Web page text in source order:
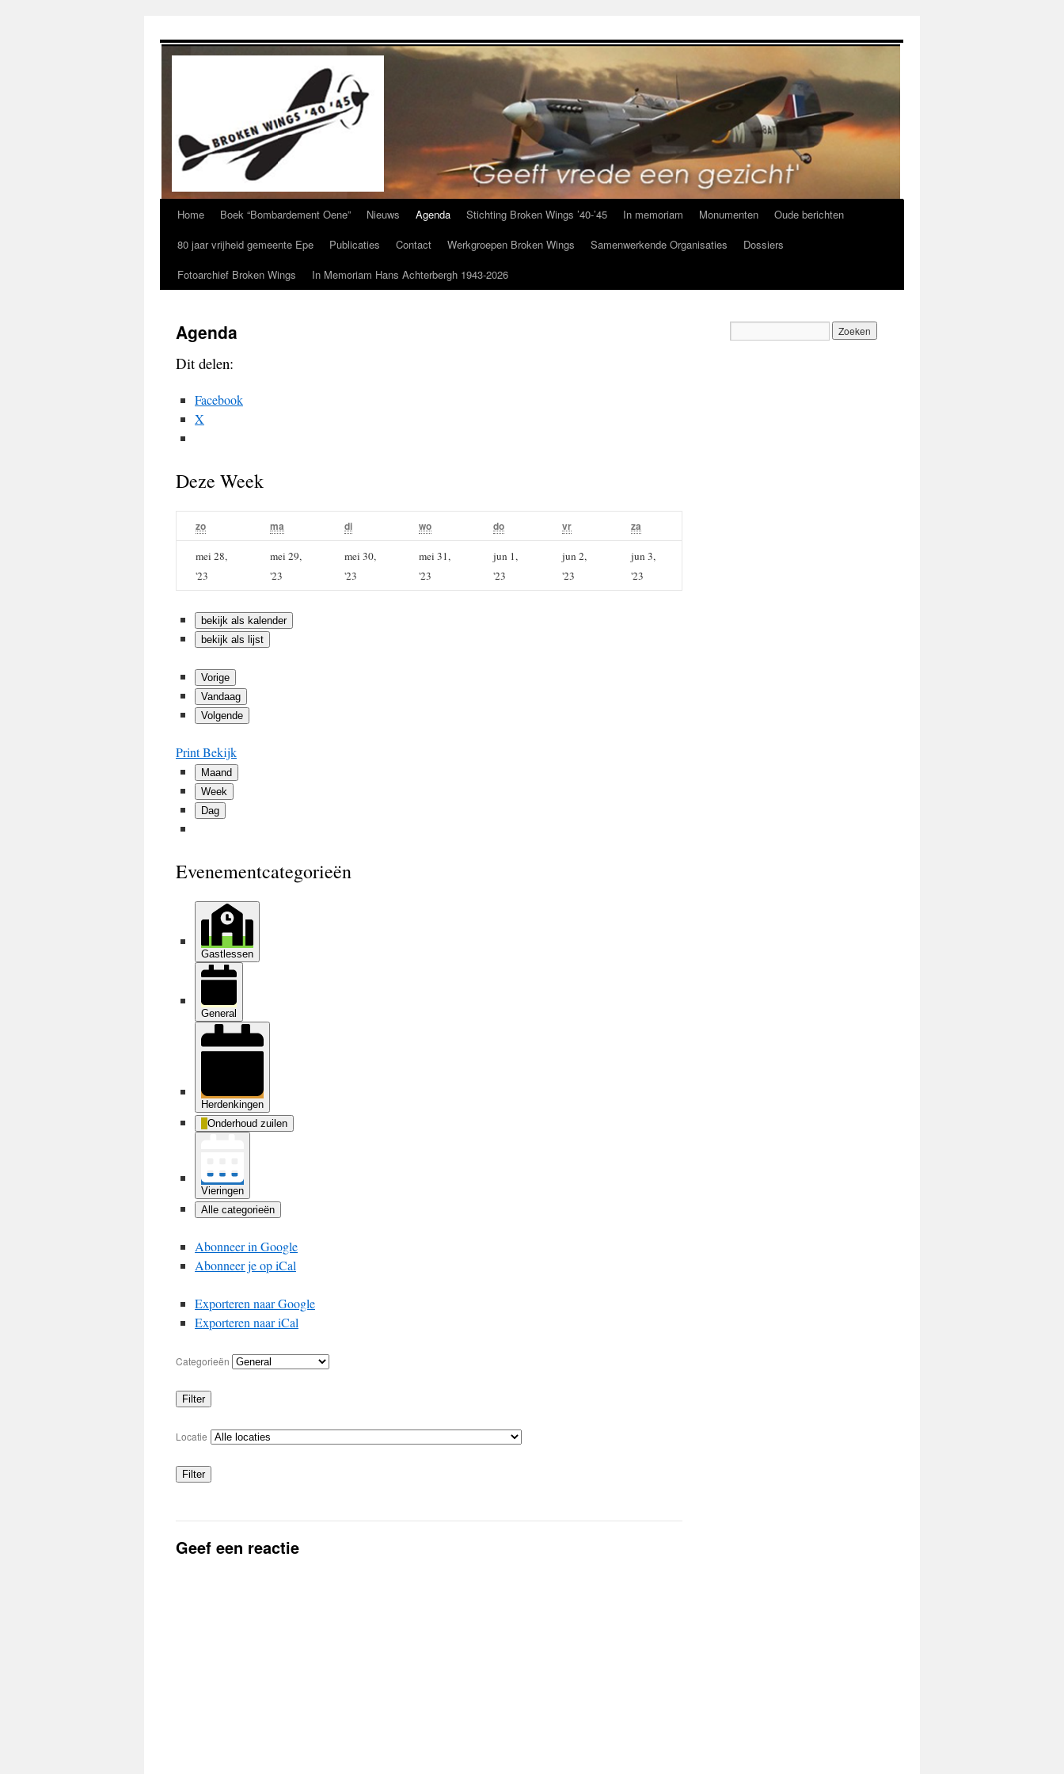
naar
Home Boek “Bombardement Oene” Nieuws Agenda Stichting Broken Wings ’40-’45 In memoriam Monumenten
Oude berichten
80 jaar vrijheid gemeente Epe
Publicaties Contact Werkgroepen Broken Wings Samenwerkende Organisaties
Dossiers
Fotoarchief Broken Wings
In Memoriam Hans Achterbergh 1943-2026
Agenda
Dit delen:
Facebook
X
Deze Week
zo ma di wo do vr za
mei 28,
'23
28,
2023
mei 29,
'23
29,
2023
mei 30,
'23
30,
mei 31,
'23
31,
jun 1,
'23
1,
jun 2,
'23
2,
jun 3,
'23
3,
bekijk als kalender
bekijk als lijst
Vorige
Vandaag
Volgende
PrintBekijk
Maand
Week
Dag
Evenementcategorieën
Gastlessen
General
Herdenkingen
Onderhoud zuilen
Vieringen
Alle categorieën
Abonneer inGoogle
Abonneer je opiCal
Exporteren naarGoogle
Exporteren naariCal
Categorieën
Filter
Categorieën
Locatie
Filter
Locaties
Geef een reactie